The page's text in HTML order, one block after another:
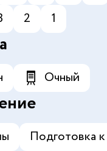
2 1
Очный
Подготовка